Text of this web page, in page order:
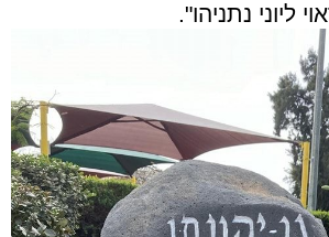
ליוני נתניהו".